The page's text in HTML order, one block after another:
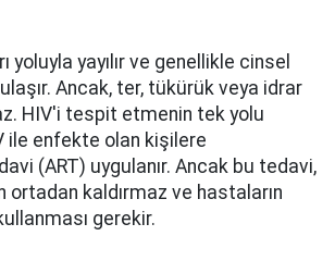
yoluyla yayılır ve genellikle cinsel
Ancak, ter, tükürük veya idrar
HIV'i tespit etmenin tek yolu
ile enfekte olan kişilere
(ART) uygulanır. Ancak bu tedavi,
kaldırmaz ve hastaların
gerekir.